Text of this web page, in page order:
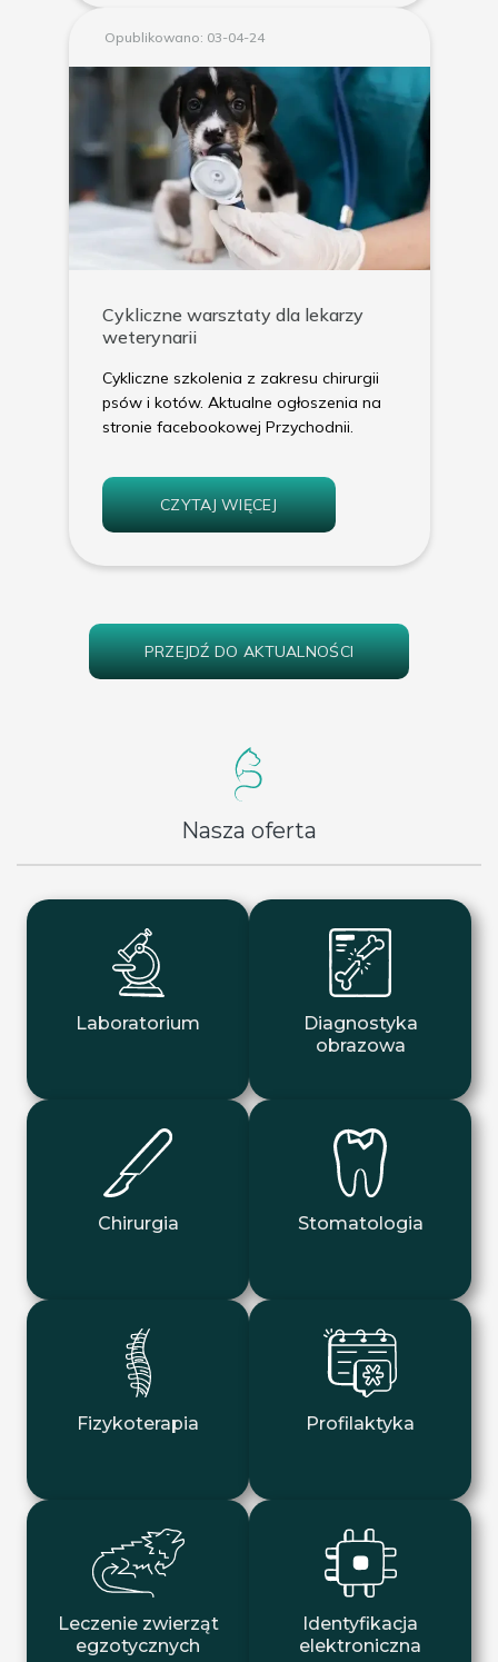
Opublikowano: 03-04-24
Cykliczne warsztaty dla lekarzy
weterynarii
Cykliczne szkolenia z zakresu chirurgii
psów i kotów. Aktualne ogłoszenia na
stronie facebookowej Przychodnii.
CZYTAJ WIĘCEJ
PRZEJDŹ DO AKTUALNOŚCI
Nasza oferta
Laboratorium
Diagnostyka
obrazowa
Chirurgia Stomatologia
Fizykoterapia Profilaktyka
Leczenie zwierząt
egzotycznych
Identyfikacja
elektroniczna